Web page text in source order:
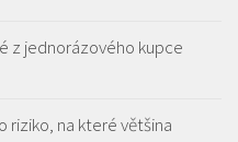
z jednorázového kupce
riziko, na které většina